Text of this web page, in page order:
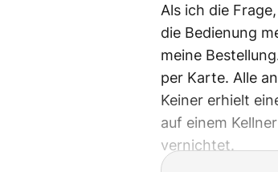
Als ich die
die Bedienung
meine
per Karte. Alle
Keiner erhielt
auf einem
vernichtet.